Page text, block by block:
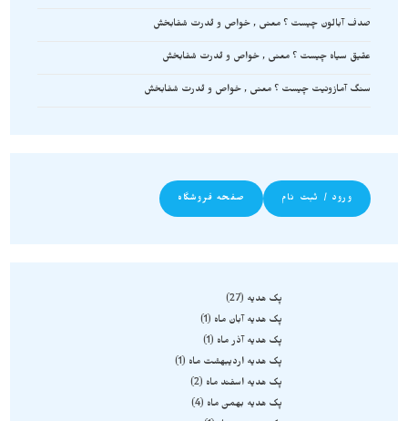
صدف آبالون چیست ؟ معنی , خواص و قدرت شفابخش
عقیق سیاه چیست ؟ معنی , خواص و قدرت شفابخش
سنگ آمازونیت چیست ؟ معنی , خواص و قدرت شفابخش
ورود / ثبت نام صفحه فروشگاه
پک هدیه
27
پک هدیه آبان ماه
1
پک هدیه آذر ماه
1
پک هدیه اردیبهشت ماه
1
پک هدیه اسفند ماه
2
پک هدیه بهمن ماه
4